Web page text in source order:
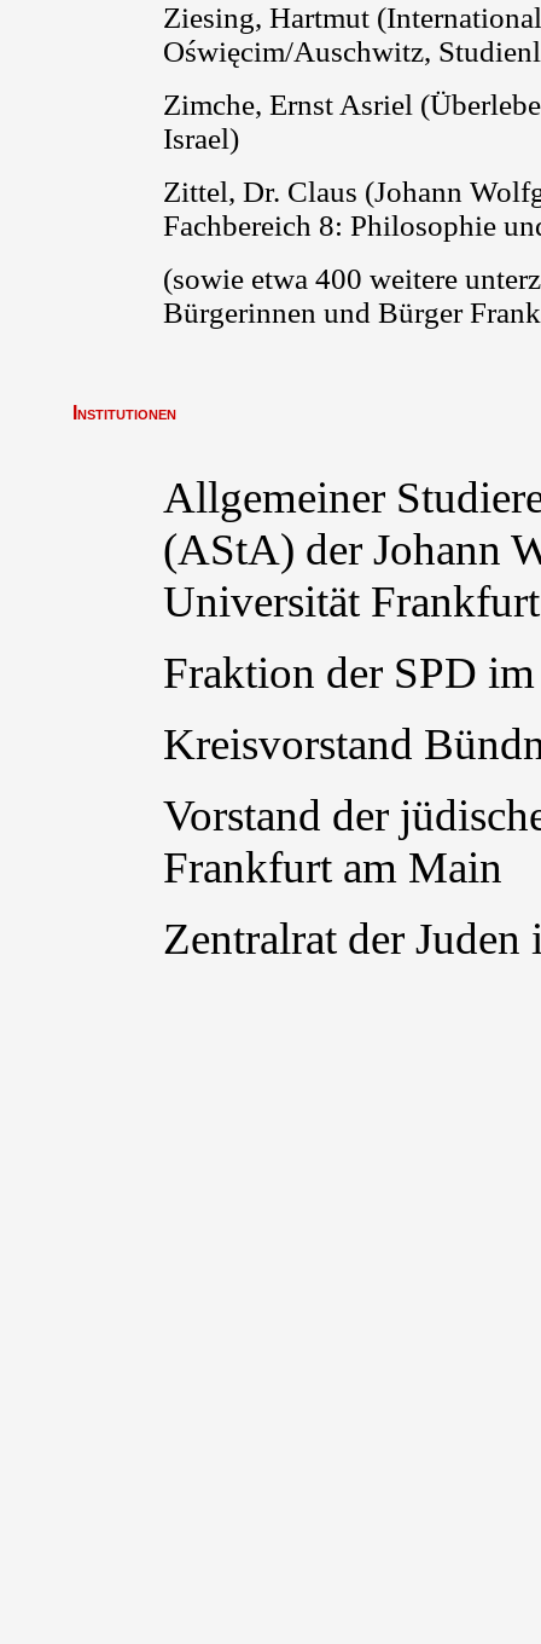
Ziesing, Hartmut
Oświęcim/Auschwitz,
Zimche, Ernst Asriel
Israel)
Zittel, Dr. Claus (Johann
Fachbereich 8: Philosophie
(sowie etwa 400 weitere
Bürgerinnen und Bürger
Institutionen
Allgemeiner
(AStA) der Johann
Universität
Fraktion der SPD
Kreisvorstand
Vorstand der
Frankfurt am Main
Zentralrat der Juden